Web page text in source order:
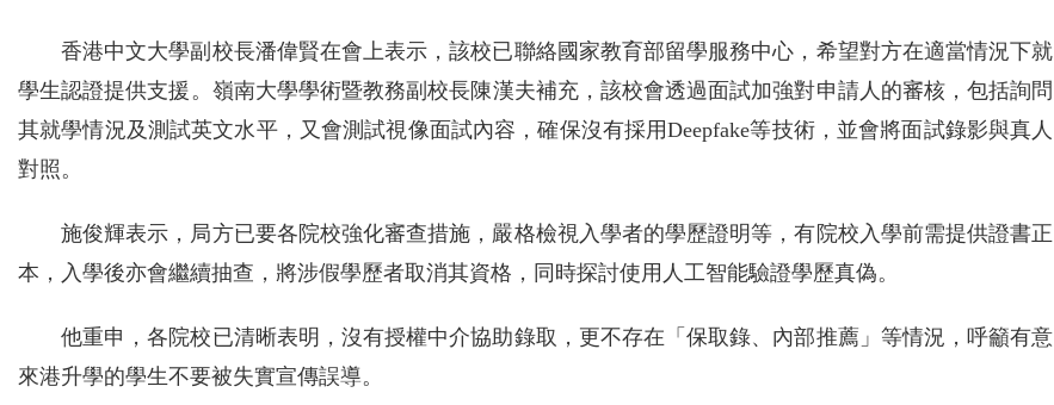
香港中文大學副校長潘偉賢在會上表示，該校已聯絡國家教育部留學服務中心，希望對方在適當情況下就
學生認證提供支援。嶺南大學學術暨教務副校長陳漢夫補充，該校會透過面試加強對申請人的審核，包括詢問
其就學情況及測試英文水平，又會測試視像面試內容，確保沒有採用Deepfake等技術，並會將面試錄影與真人
對照。
施俊輝表示，局方已要各院校強化審查措施，嚴格檢視入學者的學歷證明等，有院校入學前需提供證書正
本，入學後亦會繼續抽查，將涉假學歷者取消其資格，同時探討使用人工智能驗證學歷真偽。
他重申，各院校已清晰表明，沒有授權中介協助錄取，更不存在「保取錄、內部推薦」等情況，呼籲有意
來港升學的學生不要被失實宣傳誤導。